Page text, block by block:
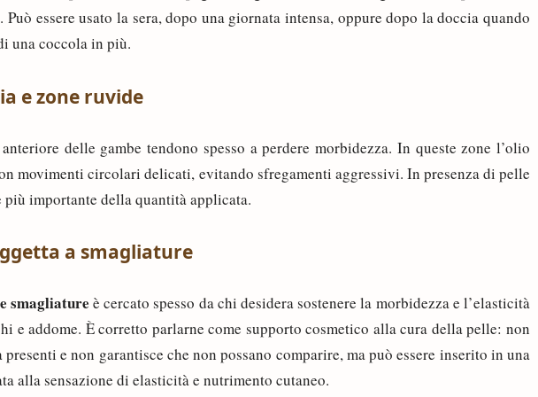
essere usato la sera, dopo una giornata intensa, oppure dopo la doccia quando
una coccola in più.
e zone ruvide
delle gambe tendono spesso a perdere morbidezza. In queste zone l’olio
movimenti circolari delicati, evitando sfregamenti aggressivi. In presenza di pelle
più importante della quantità applicata.
a smagliature
smagliature è cercato spesso da chi desidera sostenere la morbidezza e l’elasticità
e addome. È corretto parlarne come supporto cosmetico alla cura della pelle: non
e non garantisce che non possano comparire, ma può essere inserito in una
alla sensazione di elasticità e nutrimento cutaneo.